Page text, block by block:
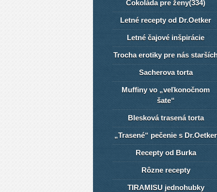
Čokoláda pre ženy(334)
Letné recepty od Dr.Oetker
Letné čajové inšpirácie
Trocha erotiky pre nás
Sacherova torta
Muffiny vo „veľkonočnom
šate“
Blesková trasená torta
„Trasené“ pečenie s Dr.Oetker
Recepty od Burka
Rôzne recepty
TIRAMISU jednohubky